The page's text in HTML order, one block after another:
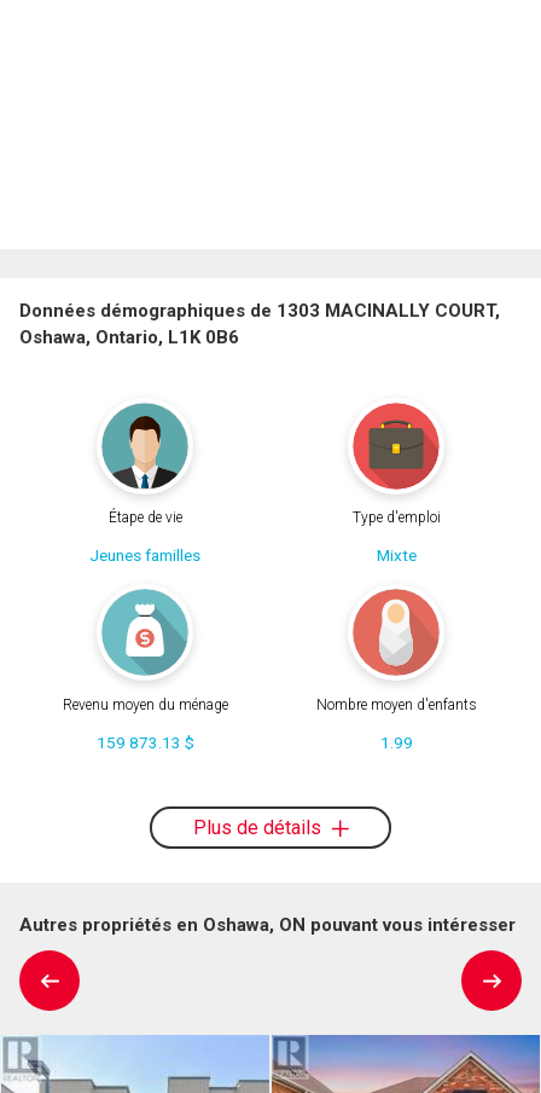
Données démographiques de 1303 MACINALLY COURT,
Oshawa, Ontario, L1K 0B6
Étape de vie
Jeunes familles
Type d'emploi
Mixte
Revenu moyen du ménage
159 873.13 $
Nombre moyen d'enfants
1.99
Plus de détails
Autres propriétés en Oshawa, ON pouvant vous intéresser